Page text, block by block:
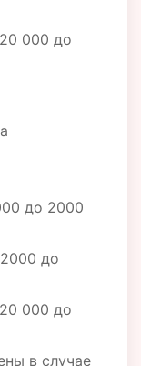
000 до
до 2000
до
000 до
в случае